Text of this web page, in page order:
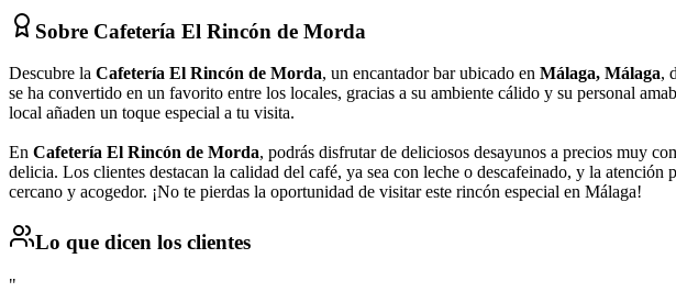
Sobre Cafetería El Rincón de Morda
Descubre la Cafetería El Rincón de Morda, un encantador bar ubicado en Málaga, Málaga,
se ha convertido en un favorito entre los locales, gracias a su ambiente cálido y su personal
local añaden un toque especial a tu visita.
En Cafetería El Rincón de Morda, podrás disfrutar de deliciosos desayunos a precios muy
delicia. Los clientes destacan la calidad del café, ya sea con leche o descafeinado, y la
cercano y acogedor. ¡No te pierdas la oportunidad de visitar este rincón especial en Málaga!
Lo que dicen los clientes
"